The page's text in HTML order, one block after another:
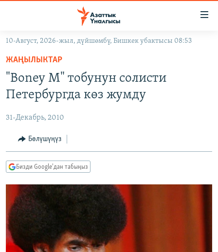
Навигацияга
өтүңүз
Издөөгө
салыңыз
КЫРГЫЗСТАН
КЫРГЫЗСТАН
ЭКОНОМИКА
МАДАНИЯТ
БОРБОР АЗИЯ
УКРАИНА
АТАЙЫН ИЛИКТӨӨ
ТВ ПРОГРАММАЛАР
ЭКСПЕРТТЕР ТАЛДАЙТ
БИЗ ЖАНА ДҮЙНӨ
ДАНИСТЕ
АЗАТТЫК+
ӨЗГӨЧӨ ПИКИР
Русский
10-Август, 2026-жыл, дүйшөмбү, Бишкек убактысы 08:53
ЖАҢЫЛЫКТАР
"Boney M" тобунун солисти
Петербургда көз жумду
31-Декабрь, 2010
Бөлүшүңүз
Бизди Google'дан табыңыз